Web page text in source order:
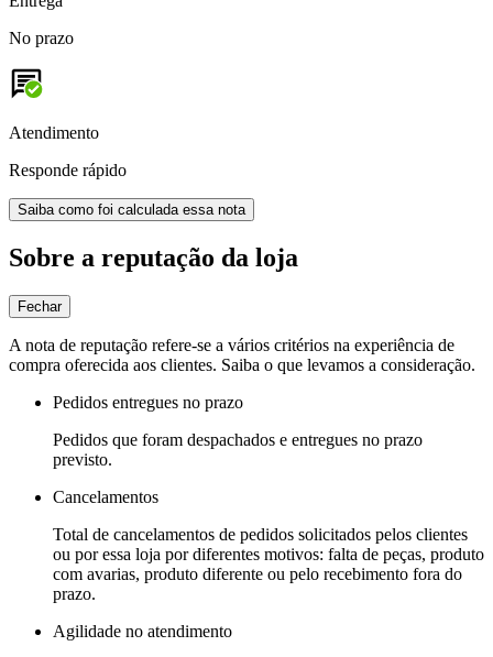
No prazo
Atendimento
Responde rápido
Saiba como foi calculada essa nota
Sobre a reputação da loja
Fechar
A nota de reputação refere-se a vários critérios na experiência de
compra oferecida aos clientes. Saiba o que levamos a consideração.
Pedidos entregues no prazo
Pedidos que foram despachados e entregues no prazo
previsto.
Cancelamentos
Total de cancelamentos de pedidos solicitados pelos clientes
ou por essa loja por diferentes motivos: falta de peças, produto
com avarias, produto diferente ou pelo recebimento fora do
prazo.
Agilidade no atendimento